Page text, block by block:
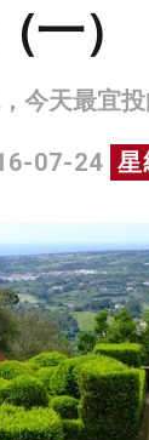
一）
今天最宜
07-24 星